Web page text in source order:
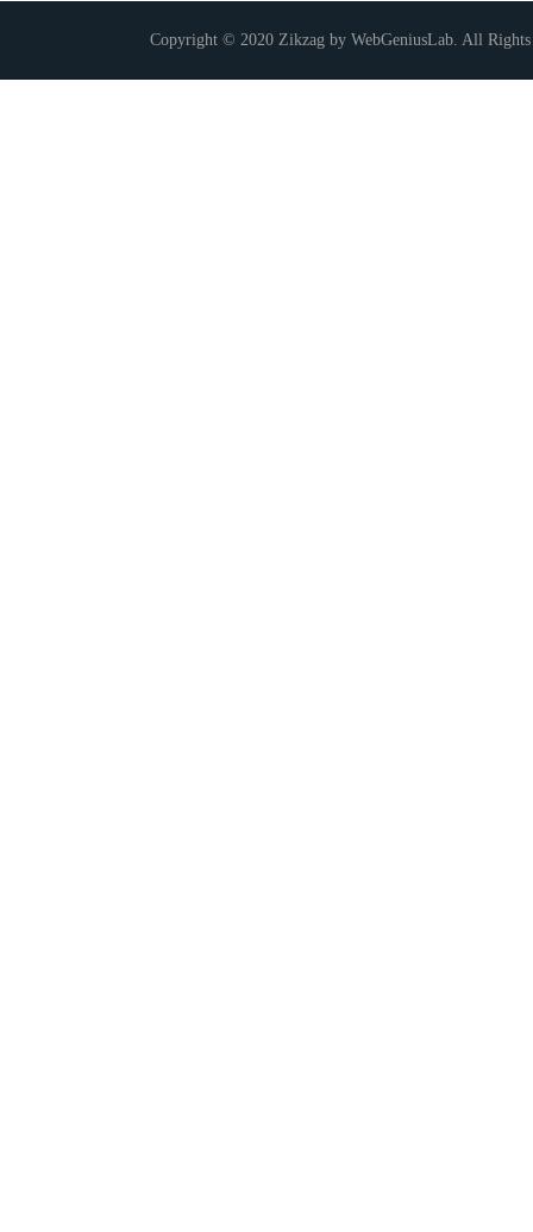
Copyright © 2020 Zikzag by WebGeniusLab. All Rights